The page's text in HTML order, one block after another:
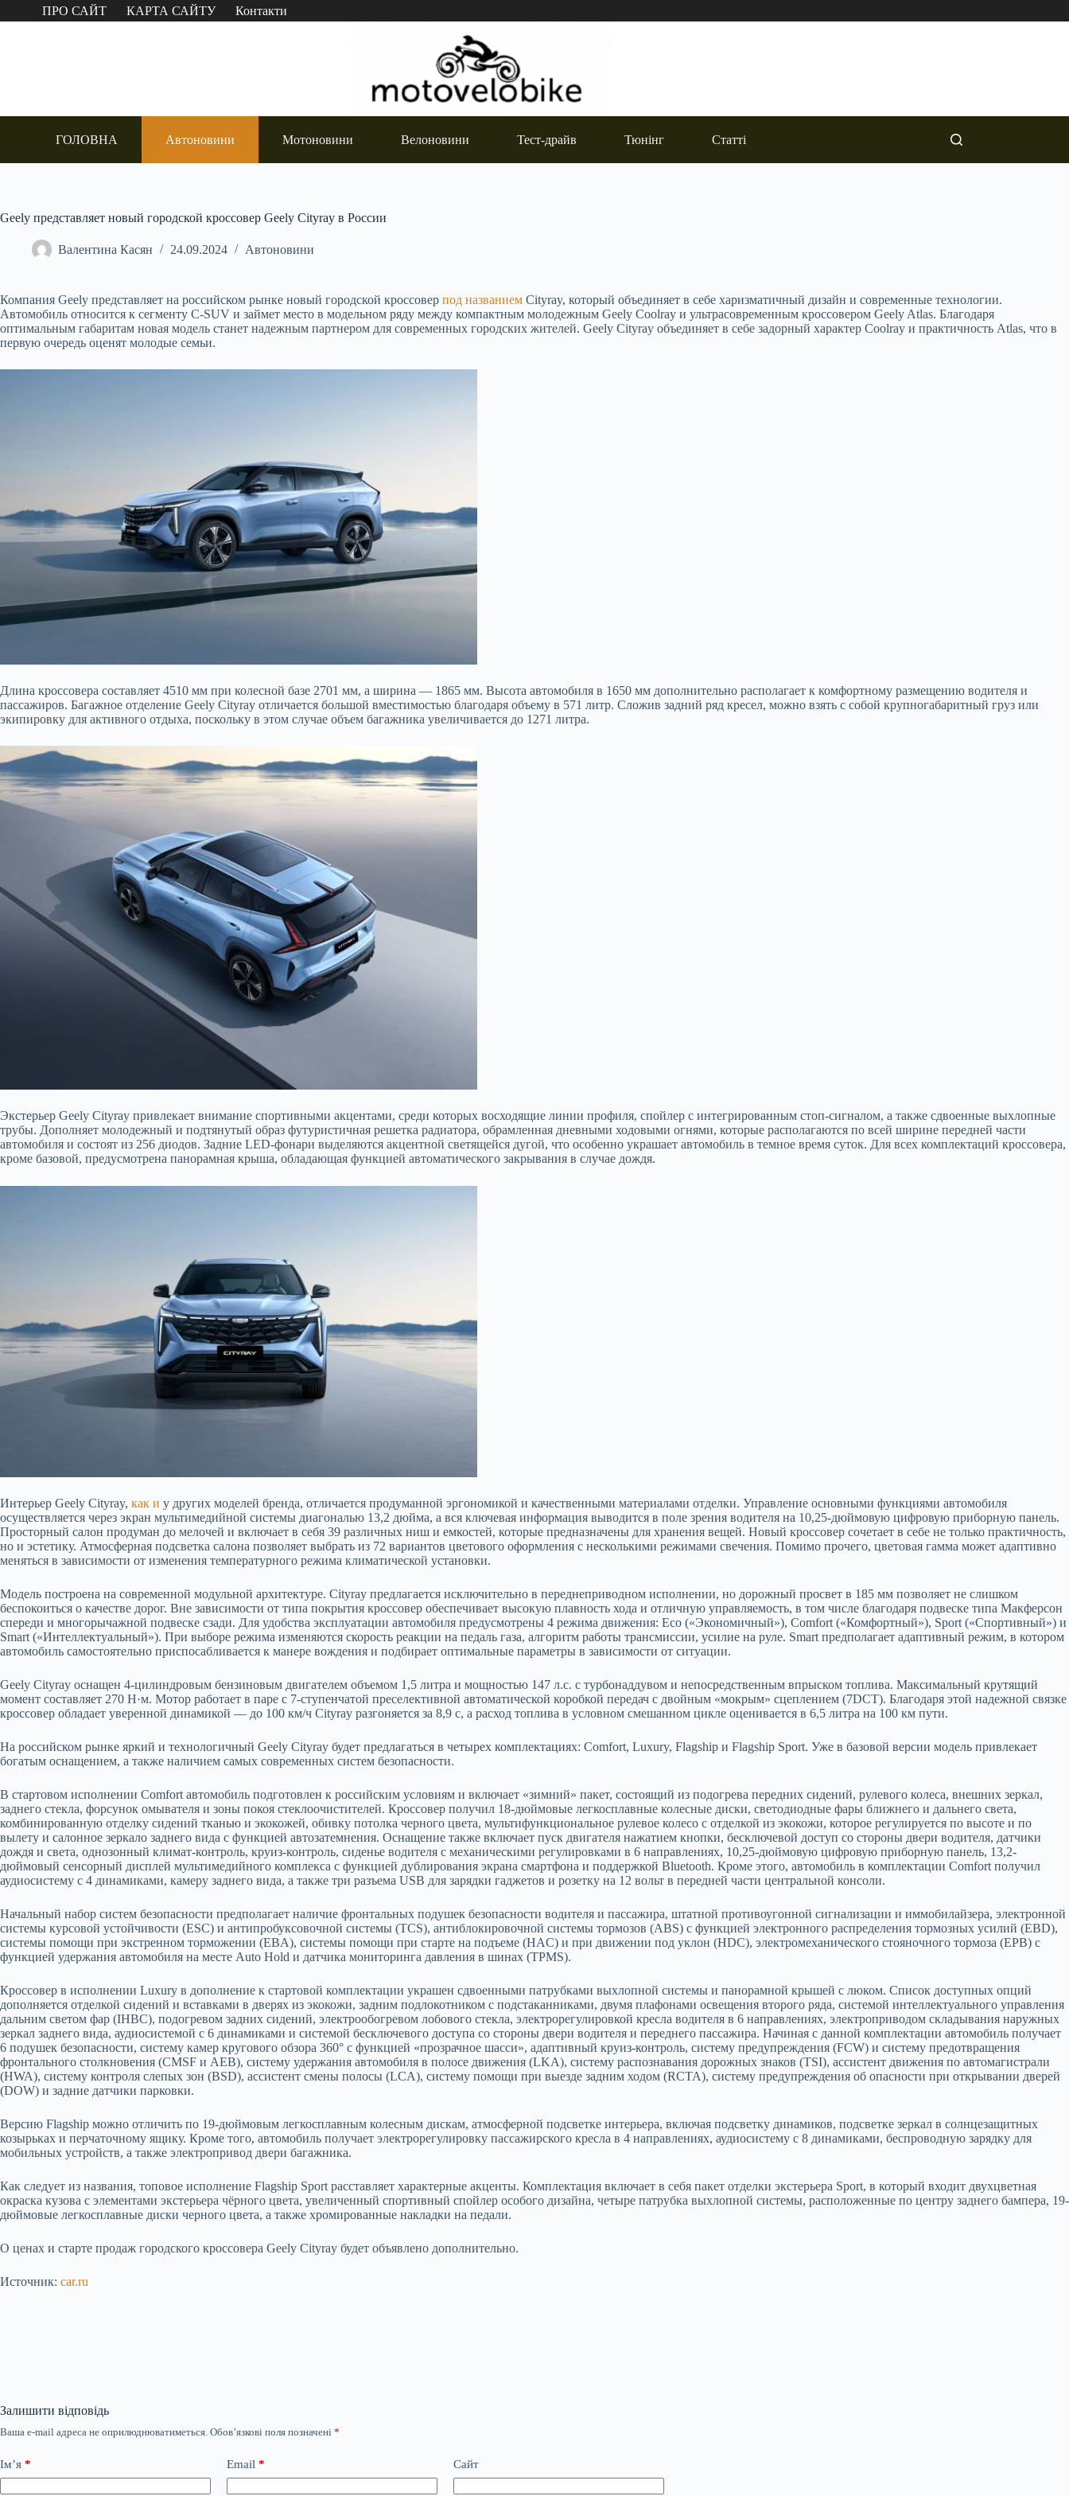
Перейти
до
ПРО САЙТ КАРТА САЙТУ Контакти
ГОЛОВНА Автоновини Мотоновини Велоновини Тест-драйв Тюнінг Статті
Geely представляет новый городской кроссовер Geely Cityray в России
Валентина Касян 24.09.2024 Автоновини
Компания Geely представляет на российском рынке новый городской кроссовер под названием Cityray, который объединяет в себе харизматичный дизайн и современные технологии.
Автомобиль относится к сегменту C-SUV и займет место в модельном ряду между компактным молодежным Geely Coolray и ультрасовременным кроссовером Geely Atlas. Благодаря
оптимальным габаритам новая модель станет надежным партнером для современных городских жителей. Geely Cityray объединяет в себе задорный характер Coolray и практичность Atlas, что в
первую очередь оценят молодые семьи.
Длина кроссовера составляет 4510 мм при колесной базе 2701 мм, а ширина — 1865 мм. Высота автомобиля в 1650 мм дополнительно располагает к комфортному размещению водителя и
пассажиров. Багажное отделение Geely Cityray отличается большой вместимостью благодаря объему в 571 литр. Сложив задний ряд кресел, можно взять с собой крупногабаритный груз или
экипировку для активного отдыха, поскольку в этом случае объем багажника увеличивается до 1271 литра.
Экстерьер Geely Cityray привлекает внимание спортивными акцентами, среди которых восходящие линии профиля, спойлер с интегрированным стоп-сигналом, а также сдвоенные выхлопные
трубы. Дополняет молодежный и подтянутый образ футуристичная решетка радиатора, обрамленная дневными ходовыми огнями, которые располагаются по всей ширине передней части
автомобиля и состоят из 256 диодов. Задние LED-фонари выделяются акцентной светящейся дугой, что особенно украшает автомобиль в темное время суток. Для всех комплектаций кроссовера,
кроме базовой, предусмотрена панорамная крыша, обладающая функцией автоматического закрывания в случае дождя.
Интерьер Geely Cityray, как и у других моделей бренда, отличается продуманной эргономикой и качественными материалами отделки. Управление основными функциями автомобиля
осуществляется через экран мультимедийной системы диагональю 13,2 дюйма, а вся ключевая информация выводится в поле зрения водителя на 10,25-дюймовую цифровую приборную панель.
Просторный салон продуман до мелочей и включает в себя 39 различных ниш и емкостей, которые предназначены для хранения вещей. Новый кроссовер сочетает в себе не только практичность,
но и эстетику. Атмосферная подсветка салона позволяет выбрать из 72 вариантов цветового оформления с несколькими режимами свечения. Помимо прочего, цветовая гамма может адаптивно
меняться в зависимости от изменения температурного режима климатической установки.
Модель построена на современной модульной архитектуре. Cityray предлагается исключительно в переднеприводном исполнении, но дорожный просвет в 185 мм позволяет не слишком
беспокоиться о качестве дорог. Вне зависимости от типа покрытия кроссовер обеспечивает высокую плавность хода и отличную управляемость, в том числе благодаря подвеске типа Макферсон
спереди и многорычажной подвеске сзади. Для удобства эксплуатации автомобиля предусмотрены 4 режима движения: Eco («Экономичный»), Comfort («Комфортный»), Sport («Спортивный») и
Smart («Интеллектуальный»). При выборе режима изменяются скорость реакции на педаль газа, алгоритм работы трансмиссии, усилие на руле. Smart предполагает адаптивный режим, в котором
автомобиль самостоятельно приспосабливается к манере вождения и подбирает оптимальные параметры в зависимости от ситуации.
Geely Cityray оснащен 4-цилиндровым бензиновым двигателем объемом 1,5 литра и мощностью 147 л.с. с турбонаддувом и непосредственным впрыском топлива. Максимальный крутящий
момент составляет 270 Н·м. Мотор работает в паре с 7-ступенчатой преселективной автоматической коробкой передач с двойным «мокрым» сцеплением (7DCT). Благодаря этой надежной связке
кроссовер обладает уверенной динамикой — до 100 км/ч Cityray разгоняется за 8,9 с, а расход топлива в условном смешанном цикле оценивается в 6,5 литра на 100 км пути.
На российском рынке яркий и технологичный Geely Cityray будет предлагаться в четырех комплектациях: Comfort, Luxury, Flagship и Flagship Sport. Уже в базовой версии модель привлекает
богатым оснащением, а также наличием самых современных систем безопасности.
В стартовом исполнении Comfort автомобиль подготовлен к российским условиям и включает «зимний» пакет, состоящий из подогрева передних сидений, рулевого колеса, внешних зеркал,
заднего стекла, форсунок омывателя и зоны покоя стеклоочистителей. Кроссовер получил 18-дюймовые легкосплавные колесные диски, светодиодные фары ближнего и дальнего света,
комбинированную отделку сидений тканью и экокожей, обивку потолка черного цвета, мультифункциональное рулевое колесо с отделкой из экокожи, которое регулируется по высоте и по
вылету и салонное зеркало заднего вида с функцией автозатемнения. Оснащение также включает пуск двигателя нажатием кнопки, бесключевой доступ со стороны двери водителя, датчики
дождя и света, однозонный климат-контроль, круиз-контроль, сиденье водителя с механическими регулировками в 6 направлениях, 10,25-дюймовую цифровую приборную панель, 13,2-
дюймовый сенсорный дисплей мультимедийного комплекса с функцией дублирования экрана смартфона и поддержкой Bluetooth. Кроме этого, автомобиль в комплектации Comfort получил
аудиосистему с 4 динамиками, камеру заднего вида, а также три разъема USB для зарядки гаджетов и розетку на 12 вольт в передней части центральной консоли.
Начальный набор систем безопасности предполагает наличие фронтальных подушек безопасности водителя и пассажира, штатной противоугонной сигнализации и иммобилайзера, электронной
системы курсовой устойчивости (ESС) и антипробуксовочной системы (TCS), антиблокировочной системы тормозов (ABS) с функцией электронного распределения тормозных усилий (EBD),
системы помощи при экстренном торможении (EBA), системы помощи при старте на подъеме (HАC) и при движении под уклон (HDC), электромеханического стояночного тормоза (EPB) с
функцией удержания автомобиля на месте Auto Hold и датчика мониторинга давления в шинах (TPMS).
Кроссовер в исполнении Luxury в дополнение к стартовой комплектации украшен сдвоенными патрубками выхлопной системы и панорамной крышей с люком. Список доступных опций
дополняется отделкой сидений и вставками в дверях из экокожи, задним подлокотником с подстаканниками, двумя плафонами освещения второго ряда, системой интеллектуального управления
дальним светом фар (IHBC), подогревом задних сидений, электрообогревом лобового стекла, электрорегулировкой кресла водителя в 6 направлениях, электроприводом складывания наружных
зеркал заднего вида, аудиосистемой с 6 динамиками и системой бесключевого доступа со стороны двери водителя и переднего пассажира. Начиная с данной комплектации автомобиль получает
6 подушек безопасности, систему камер кругового обзора 360° с функцией «прозрачное шасси», адаптивный круиз-контроль, систему предупреждения (FCW) и систему предотвращения
фронтального столкновения (CMSF и AEB), систему удержания автомобиля в полосе движения (LKA), систему распознавания дорожных знаков (TSI), ассистент движения по автомагистрали
(HWA), систему контроля слепых зон (BSD), ассистент смены полосы (LCA), систему помощи при выезде задним ходом (RCTA), систему предупреждения об опасности при открывании дверей
(DOW) и задние датчики парковки.
Версию Flagship можно отличить по 19-дюймовым легкосплавным колесным дискам, атмосферной подсветке интерьера, включая подсветку динамиков, подсветке зеркал в солнцезащитных
козырьках и перчаточному ящику. Кроме того, автомобиль получает электрорегулировку пассажирского кресла в 4 направлениях, аудиосистему с 8 динамиками, беспроводную зарядку для
мобильных устройств, а также электропривод двери багажника.
Как следует из названия, топовое исполнение Flagship Sport расставляет характерные акценты. Комплектация включает в себя пакет отделки экстерьера Sport, в который входит двухцветная
окраска кузова с элементами экстерьера чёрного цвета, увеличенный спортивный спойлер особого дизайна, четыре патрубка выхлопной системы, расположенные по центру заднего бампера, 19-
дюймовые легкосплавные диски черного цвета, а также хромированные накладки на педали.
О ценах и старте продаж городского кроссовера Geely Cityray будет объявлено дополнительно.
Источник: car.ru
Залишити відповідь
Ваша e-mail адреса не оприлюднюватиметься. Обов’язкові поля позначені *
Ім’я * Email * Сайт